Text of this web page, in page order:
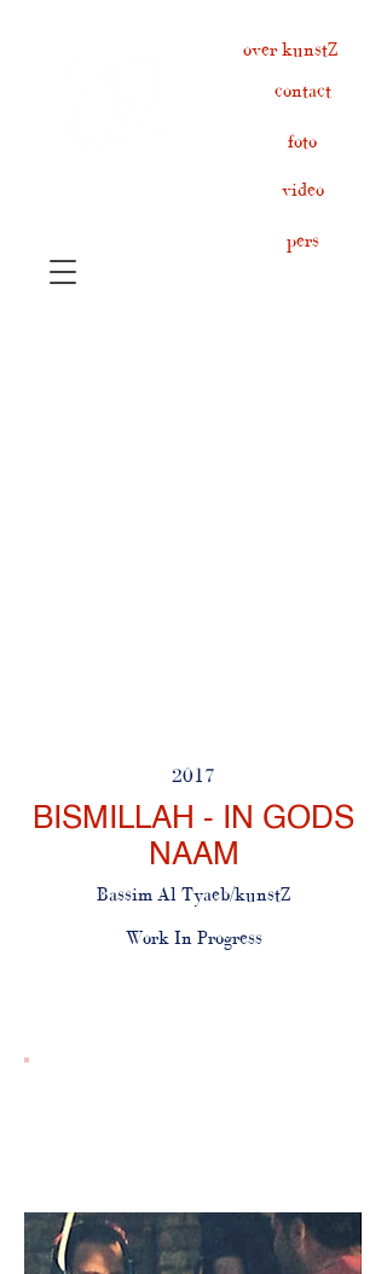
contact
over kunstZ
pers
foto
video
2017
Bassim Al Tyaeb/kunstZ
Work In Progress
BISMILLAH - IN GODS
NAAM